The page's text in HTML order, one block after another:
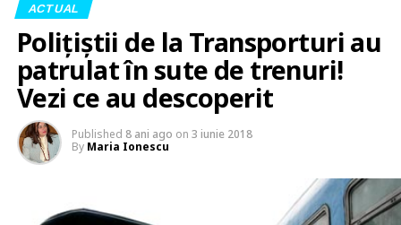
ACTUAL
Polițiștii de la Transporturi au
patrulat în sute de trenuri!
Vezi ce au descoperit
Published 8 ani ago on 3 iunie 2018
By Maria Ionescu